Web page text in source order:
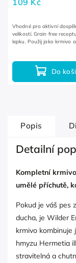
109 Kč
Do
Vhodné pro aktivní
velikostí. Grain free
lepku. Použij jako krmivo
Popis
Detailní
Kompletní
umělé příchutě,
Pokud je váš pes
ducha, je Wilder
krmivo kombinuje
hmyzu Hermetia
stravitelná a